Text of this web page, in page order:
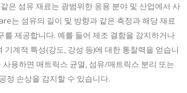
같은 섬유 재료는 광범위한 응용 분야 및 산업에서 사
는 섬유의 길이 및 방향과 같은 측정과 해당 재료
를 제공합니다. 예를 들어 제조 결함을 감지하거나
기계적 특성(강도, 강성 등)에 대한 통찰력을 얻습니
용하면 매트릭스 균열, 섬유/매트릭스 분리 또는
정 손상을 감지할 수 있습니다.